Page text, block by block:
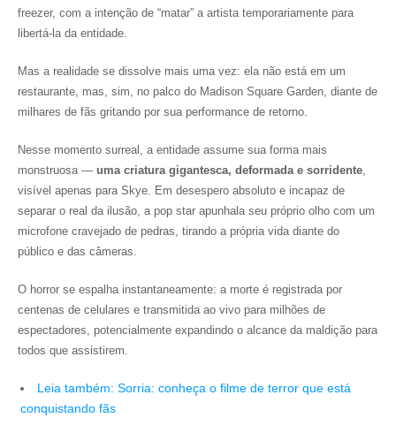
freezer, com a intenção de “matar” a artista temporariamente para
libertá-la da entidade.
Mas a realidade se dissolve mais uma vez: ela não está em um
restaurante, mas, sim, no palco do Madison Square Garden, diante de
milhares de fãs gritando por sua performance de retorno.
Nesse momento surreal, a entidade assume sua forma mais
monstruosa — uma criatura gigantesca, deformada e sorridente,
visível apenas para Skye. Em desespero absoluto e incapaz de
separar o real da ilusão, a pop star apunhala seu próprio olho com um
microfone cravejado de pedras, tirando a própria vida diante do
público e das câmeras.
O horror se espalha instantaneamente: a morte é registrada por
centenas de celulares e transmitida ao vivo para milhões de
espectadores, potencialmente expandindo o alcance da maldição para
todos que assistirem.
Leia também: Sorria: conheça o filme de terror que está
conquistando fãs